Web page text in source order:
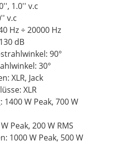
1.0'' v.c
v.c
Hz ÷ 20000 Hz
dB
90°
30°
XLR, Jack
XLR
W Peak, 700 W
Peak, 200 W RMS
1000 W Peak, 500 W